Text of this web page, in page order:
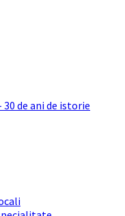
de ani de istorie